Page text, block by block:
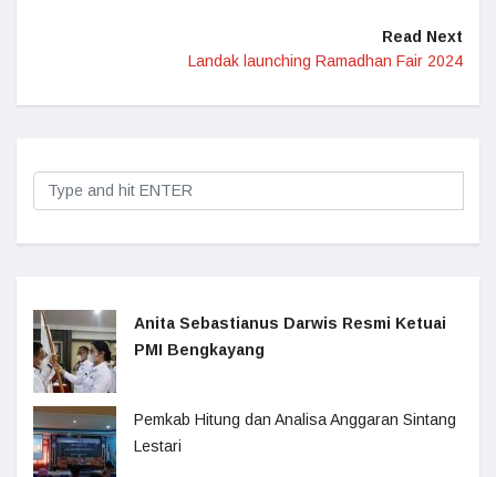
Read Next
Landak launching Ramadhan Fair 2024
Anita Sebastianus Darwis Resmi Ketuai
PMI Bengkayang
Pemkab Hitung dan Analisa Anggaran Sintang
Lestari